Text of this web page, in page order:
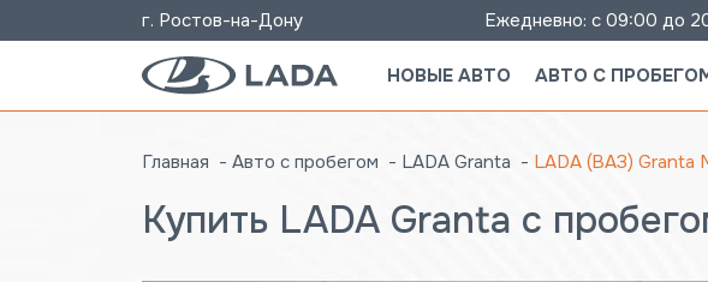
г. Ростов-на-Дону Ежедневно: с 09:00 до
НОВЫЕ АВТО АВТО С
Главная Авто с пробегом LADA Granta LADA (ВАЗ) Granta
Купить LADA Granta с